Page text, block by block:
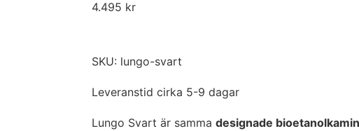
4.495 kr
SKU: lungo-svart
Leveranstid cirka 5-9 dagar
Lungo Svart är samma designade